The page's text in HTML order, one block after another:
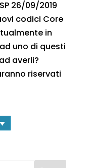
26/09/2019
codici Core
in
uno di questi
averli?
riservati